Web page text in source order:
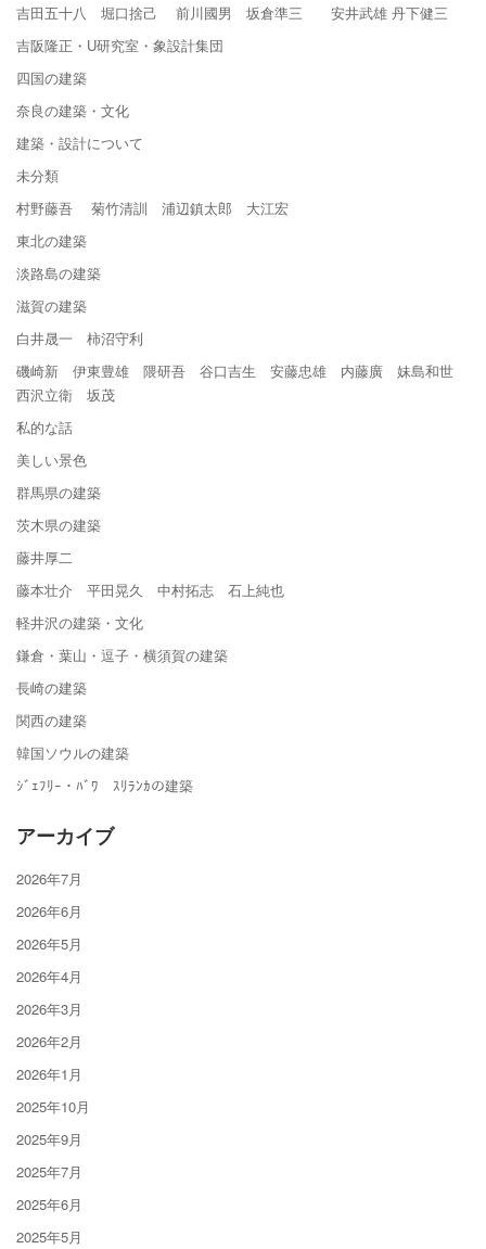
吉田五十八 堀口捨己 前川國男 坂倉準三 安井武雄 丹下健三
吉阪隆正・U研究室・象設計集団
四国の建築
奈良の建築・文化
建築・設計について
未分類
村野藤吾 菊竹清訓 浦辺鎮太郎 大江宏
東北の建築
淡路島の建築
滋賀の建築
白井晟一 柿沼守利
磯崎新 伊東豊雄 隈研吾 谷口吉生 安藤忠雄 内藤廣 妹島和世
西沢立衛 坂茂
私的な話
美しい景色
群馬県の建築
茨木県の建築
藤井厚二
藤本壮介 平田晃久 中村拓志 石上純也
軽井沢の建築・文化
鎌倉・葉山・逗子・横須賀の建築
長崎の建築
関西の建築
韓国ソウルの建築
ｼﾞｪﾌﾘｰ・ﾊﾞﾜ ｽﾘﾗﾝｶの建築
アーカイブ
2026年7月
2026年6月
2026年5月
2026年4月
2026年3月
2026年2月
2026年1月
2025年10月
2025年9月
2025年7月
2025年6月
2025年5月